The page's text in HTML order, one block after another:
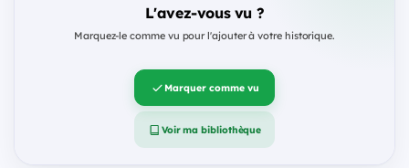
L'avez-vous vu ?
Marquez-le comme vu pour l'ajouter à votre historique.
Marquer comme vu
Voir ma bibliothèque